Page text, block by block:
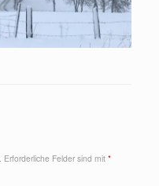
Erforderliche Felder sind mit *